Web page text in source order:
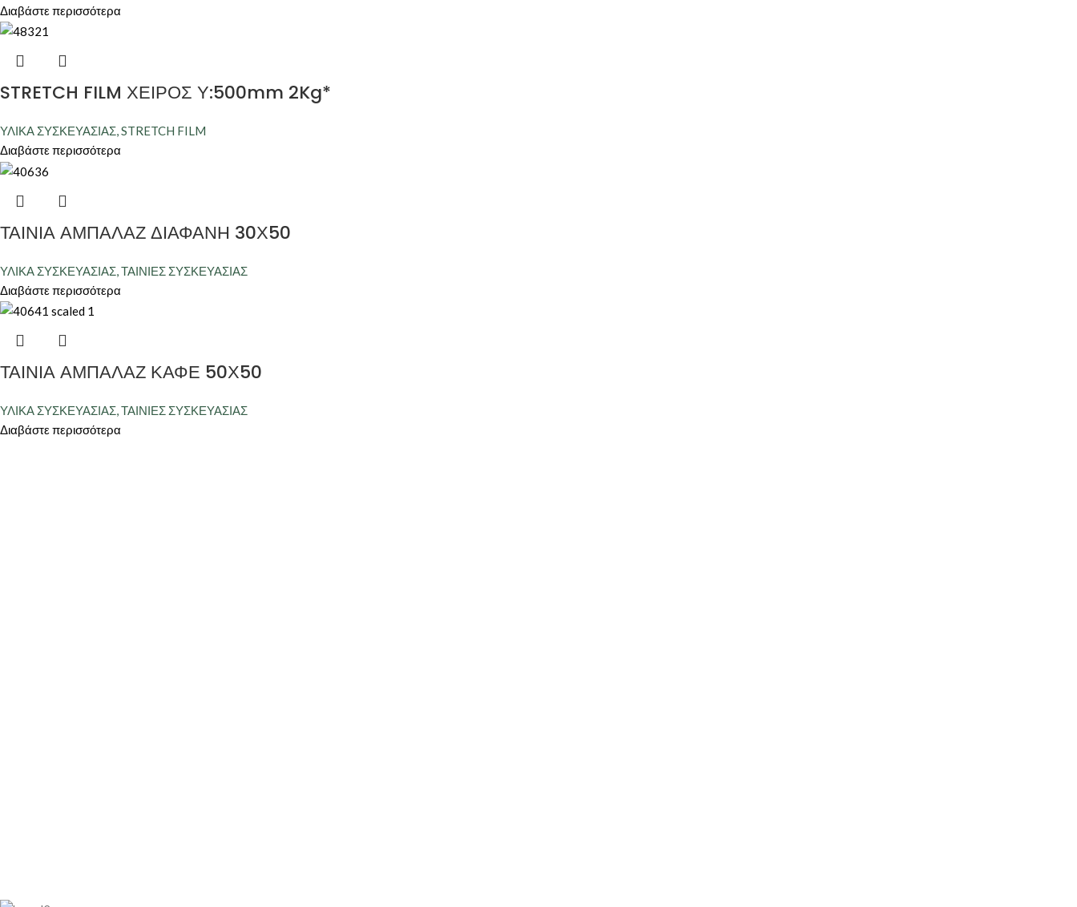
Διαβάστε περισσότερα
STRETCH FILM ΧΕΙΡΟΣ Υ:500mm 2Kg*
ΥΛΙΚΑ ΣΥΣΚΕΥΑΣΙΑΣ,STRETCH FILM
Διαβάστε περισσότερα
ΤΑΙΝΙΑ ΑΜΠΑΛΑΖ ΔΙΑΦΑΝΗ 30Χ50
ΥΛΙΚΑ ΣΥΣΚΕΥΑΣΙΑΣ,ΤΑΙΝΙΕΣ ΣΥΣΚΕΥΑΣΙΑΣ
Διαβάστε περισσότερα
ΤΑΙΝΙΑ ΑΜΠΑΛΑΖ ΚΑΦΕ 50Χ50
ΥΛΙΚΑ ΣΥΣΚΕΥΑΣΙΑΣ,ΤΑΙΝΙΕΣ ΣΥΣΚΕΥΑΣΙΑΣ
Διαβάστε περισσότερα